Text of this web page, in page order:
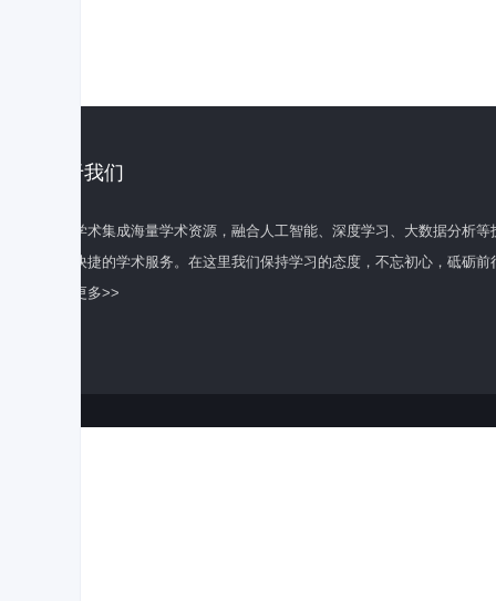
关于我们
百度学术集成海量学术资源，融合人工智能、深度学习、大数据分析
全面快捷的学术服务。在这里我们保持学习的态度，不忘初心，砥砺前
了解更多>>